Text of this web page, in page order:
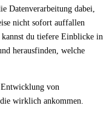
Datenverarbeitung dabei,
nicht sofort auffallen
du tiefere Einblicke in
herausfinden, welche
Entwicklung von
wirklich ankommen.